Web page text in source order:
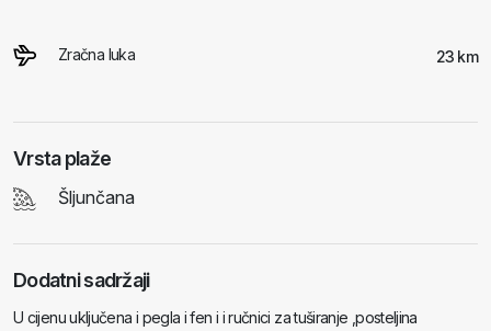
Zračna luka 23 km
Vrsta plaže
Šljunčana
Dodatni sadržaji
U cijenu uključena i pegla i fen i i ručnici za tuširanje ,posteljina